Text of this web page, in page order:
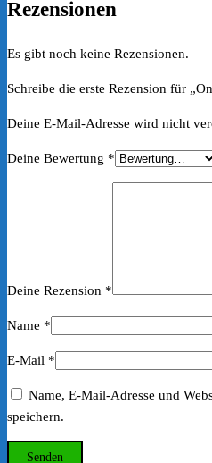
Rezensionen
Es gibt noch keine Rezensionen.
Schreibe die erste Rezension für
Deine E-Mail-Adresse wird nicht
Deine Bewertung *
Deine Rezension *
Name *
E-Mail *
Name, E-Mail-Adresse und
speichern.